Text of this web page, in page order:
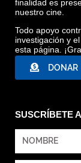
finalidad es
nuestro cine.
Todo apoyo
investigación y
esta página.
DONAR
SUSCRÍBETE